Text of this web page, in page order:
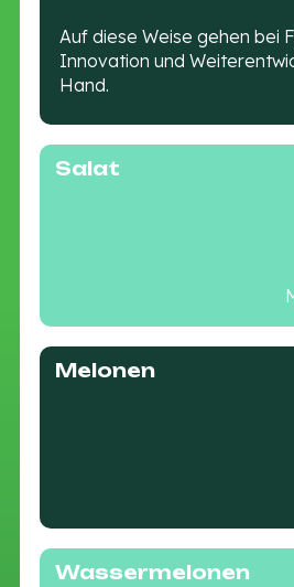
Auf diese Weise gehen bei
Innovation und
Hand.
Salat
Melonen
Wassermelonen